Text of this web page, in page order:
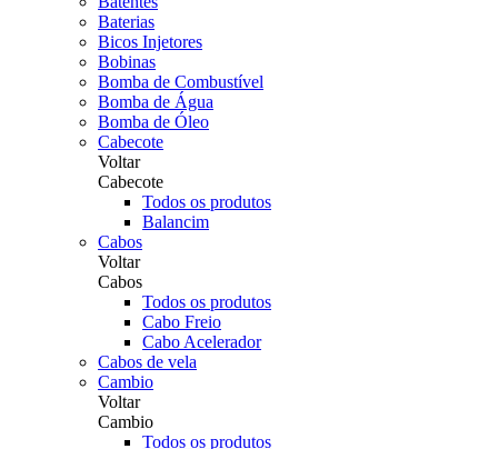
Baterias
Bicos Injetores
Bobinas
Bomba de Combustível
Bomba de Água
Bomba de Óleo
Cabecote
Voltar
Cabecote
Todos os produtos
Balancim
Cabos
Voltar
Cabos
Todos os produtos
Cabo Freio
Cabo Acelerador
Cabos de vela
Cambio
Voltar
Cambio
Todos os produtos